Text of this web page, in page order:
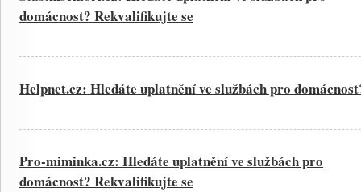
domácnost? Rekvalifikujte se
Helpnet.cz: Hledáte uplatnění ve službách pro
Pro-miminka.cz: Hledáte uplatnění ve službách pro
domácnost? Rekvalifikujte se